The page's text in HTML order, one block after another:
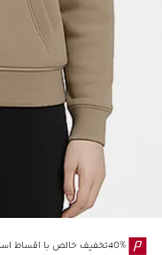
40%تخفیف خالص با اقساط اسنپ پی بدون کارمزد